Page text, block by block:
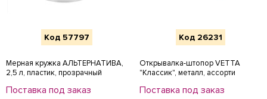
Код 57797
Мерная кружка АЛЬТЕРНАТИВА,
2,5 л, пластик, прозрачный
Поставка под заказ
Код 26231
Открывалка-штопор VETTA
"Классик", металл, ассорти
Поставка под заказ